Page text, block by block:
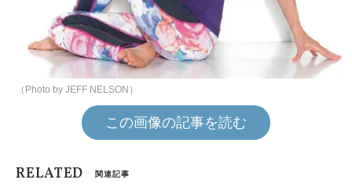
（Photo by JEFF NELSON）
この画像の記事を読む
RELATED 関連記事